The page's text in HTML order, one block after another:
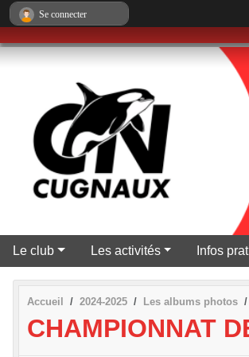
Le club Les activités Infos
Accueil 2024-2025 Les albums photos
CHAMPIONNAT
Se connecter
Panneau de gestion des cookies